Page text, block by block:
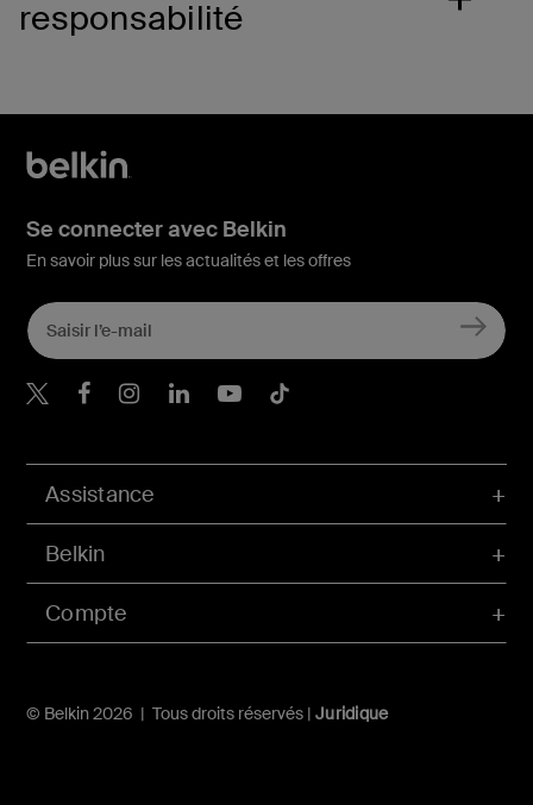
responsabilité
Compte
Assistance
Belkin
© Belkin 2026 | Tous droits réservés | Juridique
Se connecter avec Belkin
En savoir plus sur les actualités et les offres
Belkin Twitter
Belkin Facebook
Belkin Instagram
Belkin LinkedIn
Belkin Youtube
Belkin TikTok